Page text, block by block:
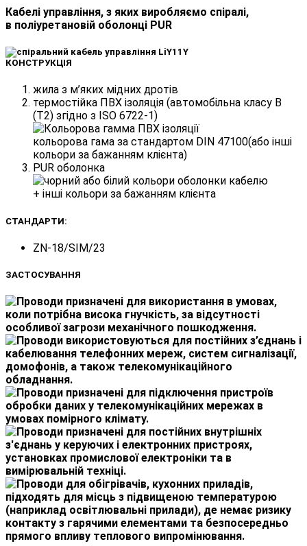
Кабелі управління, з яких виробляємо спіралі,
в поліуретановій оболонці PUR
КОНСТРУКЦІЯ
жила з м’яких мідних дротів
термостійка ПВХ ізоляція (автомобільна класу B
(T2) згідно з ISO 6722-1)
кольорова гама за стандартом DIN 47100(або інші
кольори за бажанням клієнта)
PUR оболонка
+ інші кольори за бажанням клієнта
СТАНДАРТИ:
ZN-18/SIM/23
ЗАСТОСУВАННЯ